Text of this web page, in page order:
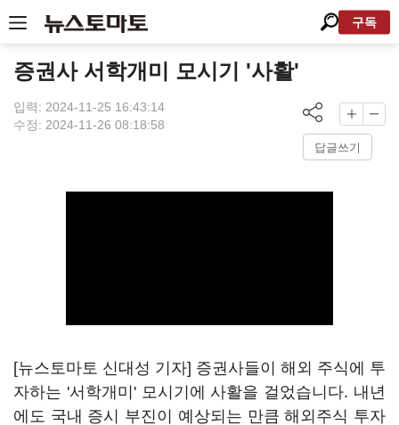
구독
증권사 서학개미 모시기 '사활'
입력: 2024-11-25 16:43:14
수정: 2024-11-26 08:18:58
답글쓰기
[뉴스토마토 신대성 기자] 증권사들이 해외 주식에 투
자하는 '서학개미' 모시기에 사활을 걸었습니다. 내년
에도 국내 증시 부진이 예상되는 만큼 해외주식 투자